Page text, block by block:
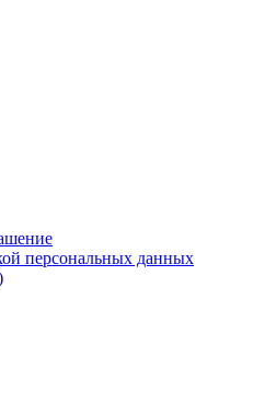
персональных данных